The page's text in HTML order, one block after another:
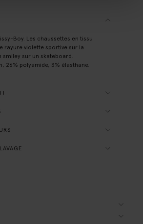
Boy. Les chaussettes en tissu
rayure violette sportive sur la
sur un skateboard.
26% polyamide, 3% élasthane.